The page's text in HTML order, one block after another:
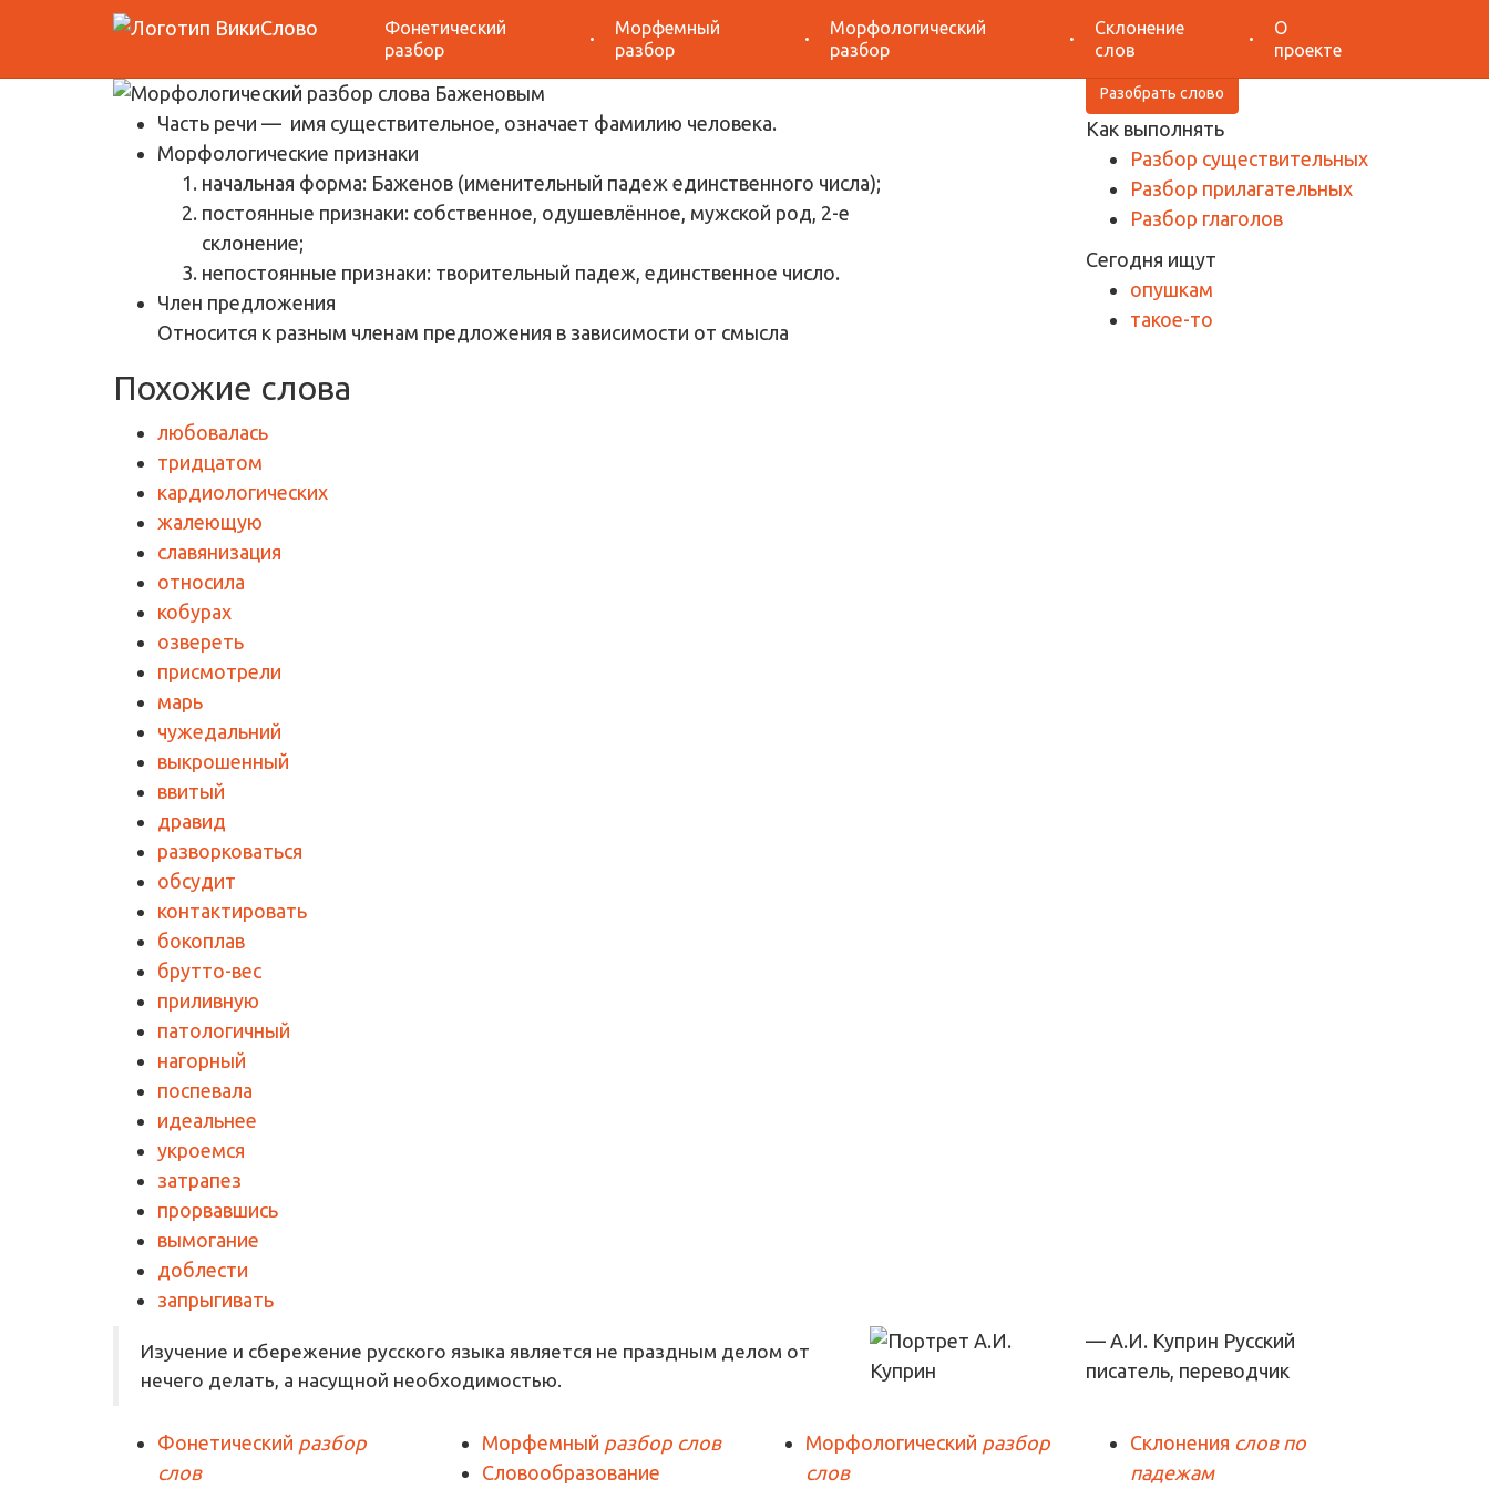
Фонетический
разбор
Морфемный
разбор
Морфологический
разбор
Склонение
слов
О
проекте
Морфологический разбор «Баженовым»
Часть речи — имя существительное, означает фамилию человека.
Морфологические признаки
начальная форма: Баженов (именительный падеж единственного числа);
постоянные признаки: собственное, одушевлённое, мужской род, 2-е
склонение;
непостоянные признаки: творительный падеж, единственное число.
Член предложения
Относится к разным членам предложения в зависимости от смысла
Похожие слова
любовалась
тридцатом
кардиологических
жалеющую
славянизация
относила
кобурах
озвереть
присмотрели
марь
чужедальний
выкрошенный
ввитый
дравид
разворковаться
обсудит
контактировать
бокоплав
брутто-вес
приливную
патологичный
нагорный
поспевала
идеальнее
укроемся
затрапез
прорвавшись
вымогание
доблести
запрыгивать
Разобрать слово
Как выполнять
Разбор существительных
Разбор прилагательных
Разбор глаголов
Сегодня ищут
опушкам
такое-то
Изучение и сбережение русского языка является не праздным делом от
нечего делать, а насущной необходимостью.
— А.И. Куприн Русский
писатель, переводчик
Фонетический разбор
слов
Морфемный разбор слов
Словообразование
Морфологический разбор
слов
Склонения слов по
падежам